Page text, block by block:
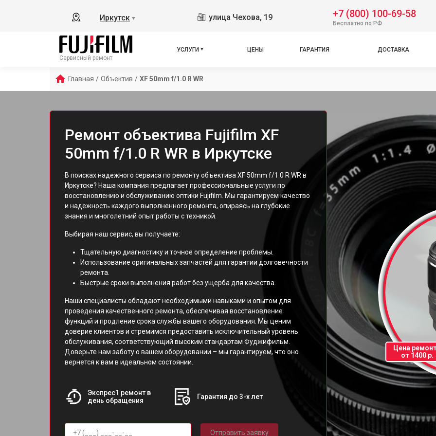
Иркутск ▼ улица Чехова, 19 +7 (800) 100-69-58
Бесплатно по РФ
Сервисный ремонт
УСЛУГИ ЦЕНЫ ГАРАНТИЯ ДОСТАВКА
Главная / Объектив / XF 50mm f/1.0 R WR
Ремонт объектива Fujifilm XF
50mm f/1.0 R WR в Иркутске
В поисках надежного сервиса по ремонту объектива XF 50mm f/1.0 R WR в
Иркутске? Наша компания предлагает профессиональные услуги по
восстановлению и обслуживанию оптики Fujifilm. Мы гарантируем качество
и надежность каждого выполненного ремонта, опираясь на глубокие
знания и многолетний опыт работы с техникой.
Выбирая наш сервис, вы получаете:
Тщательную диагностику и точное определение проблемы.
Использование оригинальных запчастей для гарантии долговечности
ремонта.
Быстрые сроки выполнения работ без ущерба для качества.
Наши специалисты обладают необходимыми навыками и опытом для
проведения качественного ремонта, обеспечивая восстановление
функций и продление срока службы вашего оборудования. Мы ценим
доверие клиентов и стремимся предоставить исключительный уровень
обслуживания, соответствующий высоким стандартам Фуджифильм.
Доверьте нам заботу о вашем оборудовании – мы гарантируем, что оно
вернется к вам в идеальном состоянии.
Экспрес1 ремонт в
день обращения
Гарантия до 3-х лет
Отправить заявку
Цена
от 1400 р.